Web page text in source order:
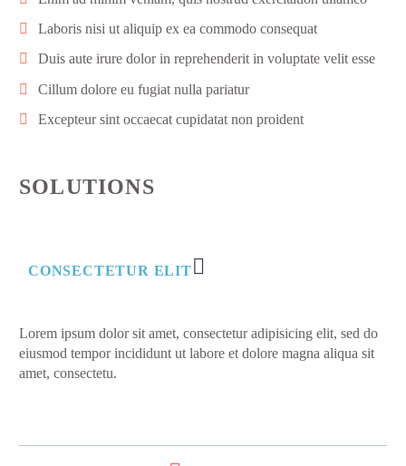
Laboris nisi ut aliquip ex ea commodo consequat
Duis aute irure dolor in reprehenderit in voluptate velit esse
Cillum dolore eu fugiat nulla pariatur
Excepteur sint occaecat cupidatat non proident
SOLUTIONS
CONSECTETUR ELIT
Lorem ipsum dolor sit amet, consectetur adipisicing elit, sed do
eiusmod tempor incididunt ut labore et dolore magna aliqua sit
amet, consectetu.